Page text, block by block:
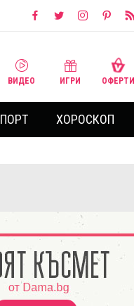
ВИДЕО ИГРИ ОФЕРТИ
ХОРОСКОП